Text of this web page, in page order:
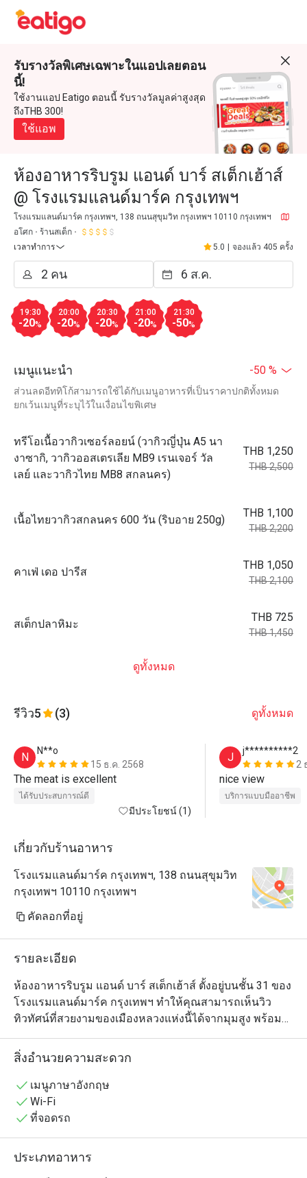
รับรางวัลพิเศษเฉพาะในแอปเลยตอน
นี้!
ใช้งานแอป Eatigo ตอนนี้ รับรางวัลมูลค่าสูงสุด
ถึงTHB 300!
ใช้แอพ
ห้องอาหารริบรูม แอนด์ บาร์ สเต็กเฮ้าส์
@ โรงแรมแลนด์มาร์ค กรุงเทพฯ
โรงแรมแลนด์มาร์ค กรุงเทพฯ, 138 ถนนสุขุมวิท กรุงเทพฯ 10110 กรุงเทพฯ
อโศก
ร้านสเต็ก
เวลาทำการ
5.0 จองแล้ว 405 ครั้ง
19:30
-20%
20:00
-20%
20:30
-20%
21:00
-20%
21:30
-50%
เมนูแนะนำ -50 %
ส่วนลดอีททิโก้สามารถใช้ได้กับเมนูอาหารที่เป็นราคาปกติทั้งหมด
ยกเว้นเมนูที่ระบุไว้ในเงื่อนไขพิเศษ
ทรีโอเนื้อวากิวเซอร์ลอยน์ (วากิวญี่ปุ่น A5 นา
งาซากิ, วากิวออสเตรเลีย MB9 เรนเจอร์ วัล
เลย์ และวากิวไทย MB8 สกลนคร)
THB 1,250
THB 2,500
เนื้อไทยวากิวสกลนคร 600 วัน (ริบอาย 250g)
THB 1,100
THB 2,200
คาเฟ่ เดอ ปารีส
THB 1,050
THB 2,100
สเต็กปลาหิมะ
THB 725
THB 1,450
ดูทั้งหมด
รีวิว5 (3) ดูทั้งหมด
N
N**o
15 ธ.ค. 2568
The meat is excellent
ได้รับประสบการณ์ดี
มีประโยชน์ (1)
J
j**********2
2
บริการแบบมืออาชีพ
เกี่ยวกับร้านอาหาร
โรงแรมแลนด์มาร์ค กรุงเทพฯ, 138 ถนนสุขุมวิท
กรุงเทพฯ 10110 กรุงเทพฯ
คัดลอกที่อยู่
รายละเอียด
ห้องอาหารริบรูม แอนด์ บาร์ สเต็กเฮ้าส์ ตั้งอยู่บนชั้น 31 ของ
โรงแรมแลนด์มาร์ค กรุงเทพฯ ทำให้คุณสามารถเห็นวิว
ทิวทัศน์ที่สวยงามของเมืองหลวงแห่งนี้ได้จากมุมสูง พร้อม
กับรับประทานเมนูสเต็กต่างๆ ของทางร้านที่มีให้เลือก
มากมาย นอกจากนี้ ยังมีทีมเชฟฝีมือดีที่ถูกคัดเลือกมาอย่างดี
อาหารของทางร้านนั้นเป็นการผสมผสานความคลาสสิค
และร่วมสมัยเอาไว้ด้วยกันอย่างลงตัว ทำให้คุณได้
เพลิดเพลินไปกับมื้ออาหารที่น่าจดจำไม่รู้ลืมเลยทีเดียว
สิ่งอำนวยความสะดวก
เมนูภาษาอังกฤษ
Wi-Fi
ที่จอดรถ
ประเภทอาหาร